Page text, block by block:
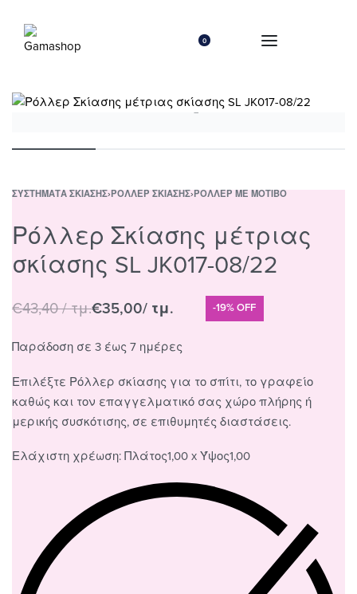
0
ΣΥΣΤΉΜΑΤΑ ΣΚΊΑΣΗΣ› ΡΌΛΛΕΡ ΣΚΊΑΣΗΣ› ΡΌΛΛΕΡ ΜΕ ΜΟΤΊΒΟ
Ρόλλερ Σκίασης μέτριας
σκίασης SL JK017-08/22
€43,40/ τμ.€35,00/ τμ. -19% OFF
Παράδοση σε 3 έως 7 ημέρες
Επιλέξτε Ρόλλερ σκίασης για το σπίτι, το γραφείο
καθώς και τον επαγγελματικό σας χώρο πλήρης ή
μερικής συσκότισης, σε επιθυμητές διαστάσεις.
Ελάχιστη χρέωση: Πλάτος1,00 x Ύψος1,00